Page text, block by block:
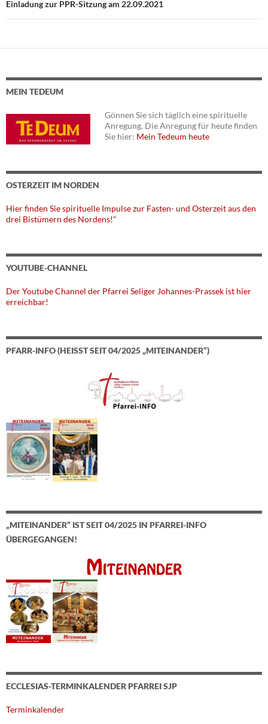
Einladung zur PPR-Sitzung am 22.09.2021
MEIN TEDEUM
Gönnen Sie sich täglich eine spirituelle
Anregung. Die Anregung für heute finden
Sie hier: Mein Tedeum heute
OSTERZEIT IM NORDEN
Hier finden Sie spirituelle Impulse zur Fasten- und Osterzeit aus den
drei Bistümern des Nordens!"
YOUTUBE-CHANNEL
Der Youtube Channel der Pfarrei Seliger Johannes-Prassek ist hier
erreichbar!
PFARR-INFO (HEISST SEIT 04/2025 „MITEINANDER“)
„MITEINANDER“ IST SEIT 04/2025 IN PFARREI-INFO
ÜBERGEGANGEN!
ECCLESIAS-TERMINKALENDER PFARREI SJP
Terminkalender